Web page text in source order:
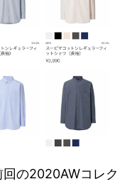
の2020AWコレク